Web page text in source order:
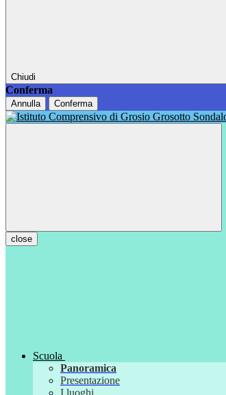
Chiudi
Conferma
Annulla Conferma
close
Scuola
Panoramica
Presentazione